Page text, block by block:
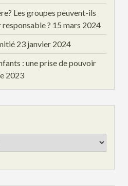
Les groupes peuvent-ils
? 15 mars 2024
23 janvier 2024
: une prise de pouvoir
2023